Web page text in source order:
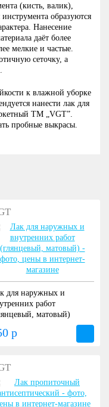
(кисть, валик),
образуются
Нанесение
даёт более
мелкие и частые.
сеточку, а
к влажной уборке
нанести лак для
ТМ „VGT”.
пробные выкрасы.
для наружных и
работ
матовый)
р